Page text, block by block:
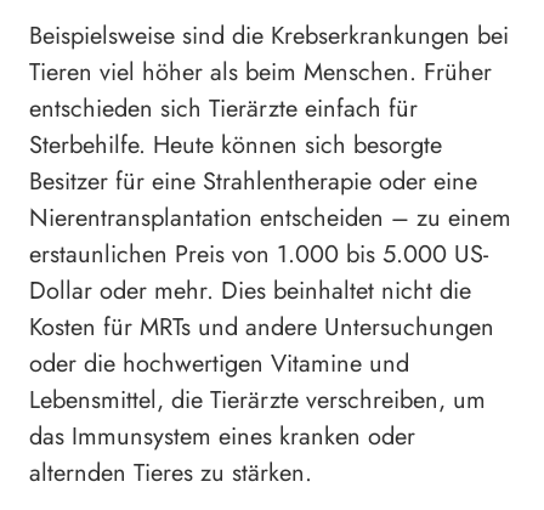
Beispielsweise sind die Krebserkrankungen bei
Tieren viel höher als beim Menschen. Früher
entschieden sich Tierärzte einfach für
Sterbehilfe. Heute können sich besorgte
Besitzer für eine Strahlentherapie oder eine
Nierentransplantation entscheiden – zu einem
erstaunlichen Preis von 1.000 bis 5.000 US-
Dollar oder mehr. Dies beinhaltet nicht die
Kosten für MRTs und andere Untersuchungen
oder die hochwertigen Vitamine und
Lebensmittel, die Tierärzte verschreiben, um
das Immunsystem eines kranken oder
alternden Tieres zu stärken.